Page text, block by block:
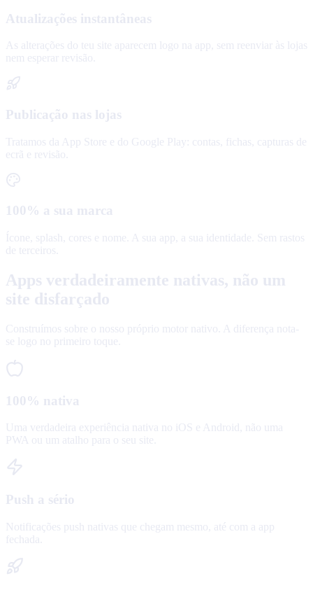
Atualizações instantâneas
As alterações do teu site aparecem logo na app, sem reenviar às lojas
nem esperar revisão.
Publicação nas lojas
Tratamos da App Store e do Google Play: contas, fichas, capturas de
ecrã e revisão.
100% a sua marca
Ícone, splash, cores e nome. A sua app, a sua identidade. Sem rastos
de terceiros.
Apps verdadeiramente nativas, não um
site disfarçado
Construímos sobre o nosso próprio motor nativo. A diferença nota-
se logo no primeiro toque.
100% nativa
Uma verdadeira experiência nativa no iOS e Android, não uma
PWA ou um atalho para o seu site.
Push a sério
Notificações push nativas que chegam mesmo, até com a app
fechada.